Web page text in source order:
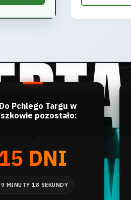
Pchlego Targu w
pozostało:
DNI